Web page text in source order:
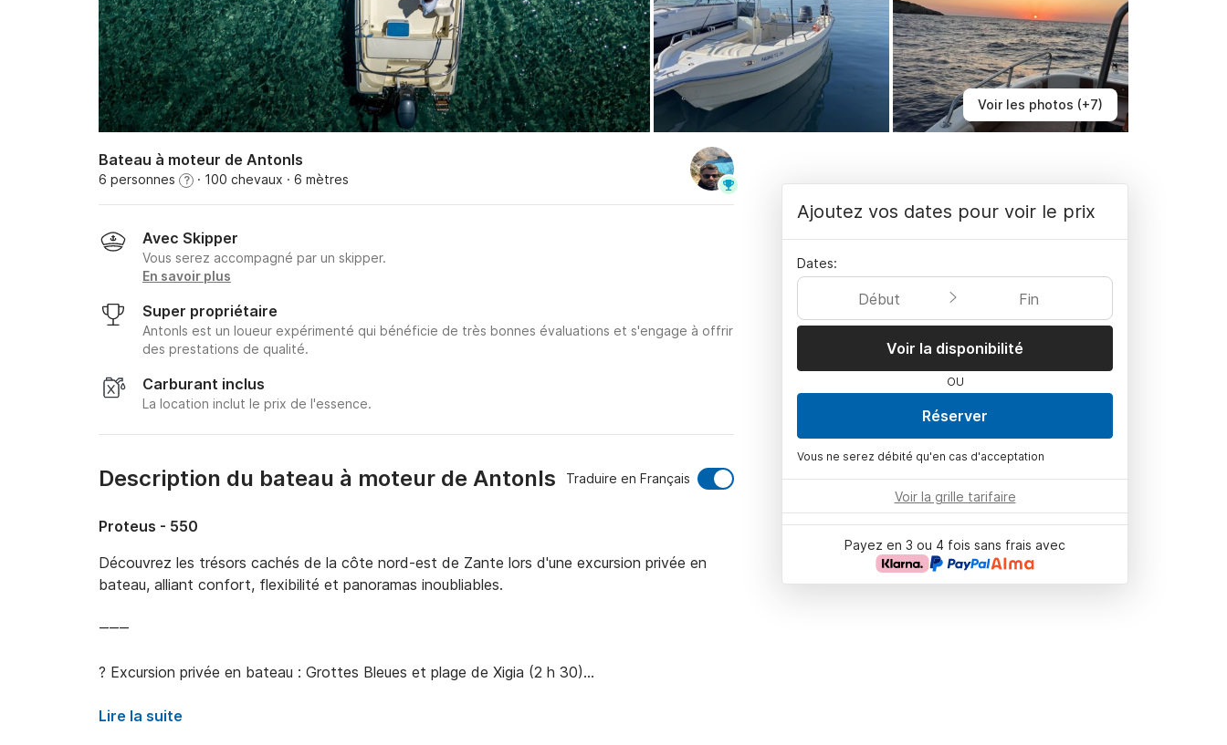
Voir les photos (+7)
Bateau à moteur de AntonΙs
6 personnes ? · 100 chevaux · 6 mètres
Avec Skipper
Vous serez accompagné par un skipper.
En savoir plus
Super propriétaire
AntonΙs est un loueur expérimenté qui bénéficie de très bonnes évaluations et s'engage à offrir
des prestations de qualité.
Carburant inclus
La location inclut le prix de l'essence.
Description du bateau à moteur de AntonΙs Traduire en Français
Proteus - 550
Découvrez les trésors cachés de la côte nord-est de Zante lors d'une excursion privée en
bateau, alliant confort, flexibilité et panoramas inoubliables.
⸻
? Excursion privée en bateau : Grottes Bleues et plage de Xigia (2 h 30)
Départ d'Alykanas et navigation le long de cette côte spectaculaire en direction des célèbres
Lire la suite
Ajoutez vos dates pour voir le prix
Dates:
Début Fin
Voir la disponibilité
OU
Réserver
Vous ne serez débité qu'en cas d'acceptation
Voir la grille tarifaire
Payez en 3 ou 4 fois sans frais avec